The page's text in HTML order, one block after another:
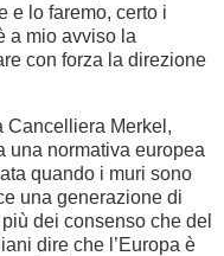
e lo faremo, certo i
a mio avviso la
con forza la direzione
Merkel,
una normativa europea
quando i muri sono
una generazione di
dei consenso che del
dire che l’Europa è